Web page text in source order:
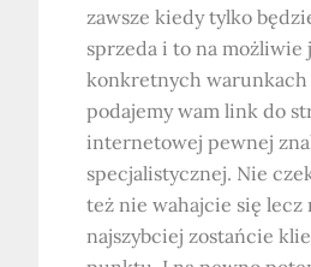
zawsze kiedy tylko
sprzeda i to na możliwie
konkretnych
podajemy wam link do
internetowej pewnej
specjalistycznej. Nie
też nie wahajcie się lecz
najszybciej zostańcie